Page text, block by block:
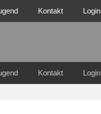
Kontakt Login
Kontakt Login